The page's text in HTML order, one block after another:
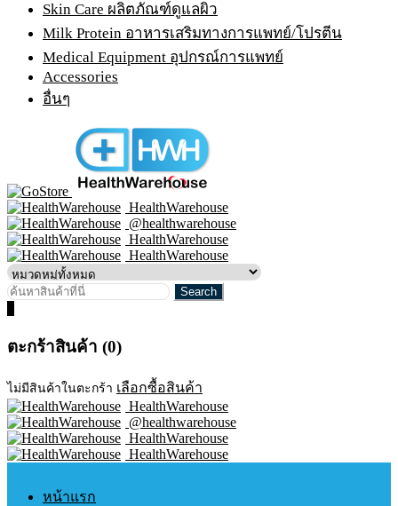
Skin Care ผลิตภัณฑ์ดูแลผิว
Milk Protein อาหารเสริมทางการแพทย์/โปรตีน
Medical Equipment อุปกรณ์การแพทย์
Accessories
อื่นๆ
HealthWarehouse
@healthwarehouse
HealthWarehouse
HealthWarehouse
ตะกร้าสินค้า (0)
ไม่มีสินค้าในตะกร้า เลือกซื้อสินค้า
HealthWarehouse
@healthwarehouse
HealthWarehouse
HealthWarehouse
หน้าแรก